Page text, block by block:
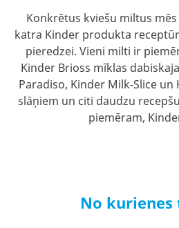
Konkrētus kviešu miltus
katra Kinder produkta
pieredzei. Vieni milti ir
Kinder Brioss mīklas
Paradiso, Kinder Milk-Slice
slāņiem un citi daudzu
piemēram,
No kurienes